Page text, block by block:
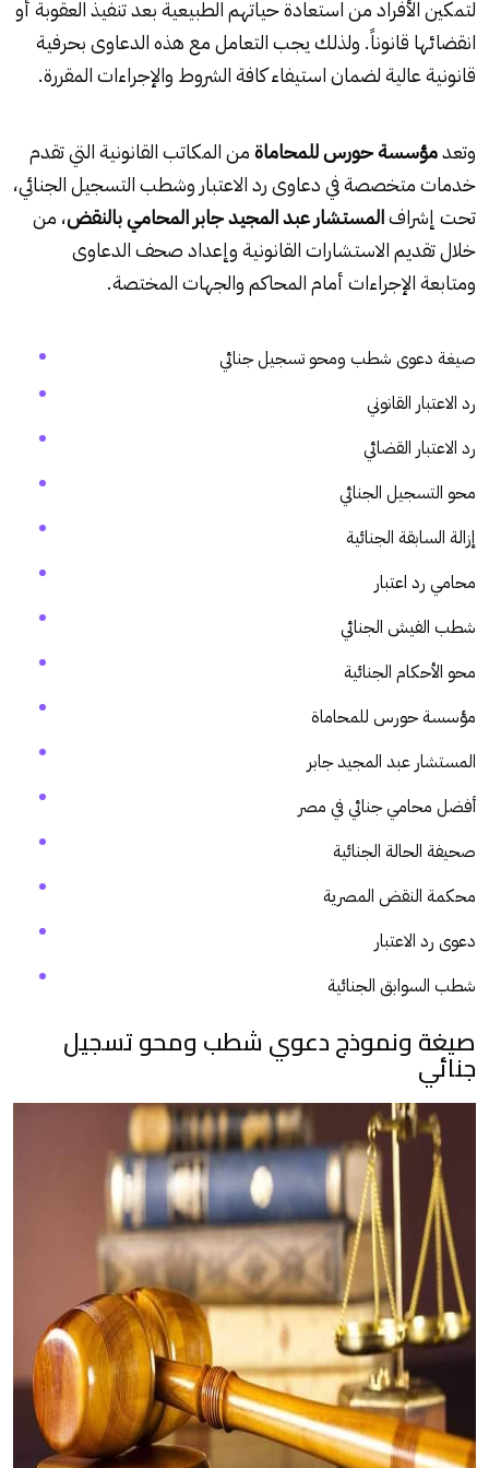
لتمكين الأفراد من استعادة حياتهم الطبيعية بعد تنفيذ العقوبة أو
انقضائها قانوناً. ولذلك يجب التعامل مع هذه الدعاوى بحرفية
قانونية عالية لضمان استيفاء كافة الشروط والإجراءات المقررة.
وتعدمؤسسة حورس للمحاماةمن المكاتب القانونية التي تقدم
خدمات متخصصة في دعاوى رد الاعتبار وشطب التسجيل الجنائي،
تحت إشرافالمستشار عبد المجيد جابر المحامي بالنقض، من
خلال تقديم الاستشارات القانونية وإعداد صحف الدعاوى
ومتابعة الإجراءات أمام المحاكم والجهات المختصة.
صيغة دعوى شطب ومحو تسجيل جنائي
رد الاعتبار القانوني
رد الاعتبار القضائي
محو التسجيل الجنائي
إزالة السابقة الجنائية
محامي رد اعتبار
شطب الفيش الجنائي
محو الأحكام الجنائية
مؤسسة حورس للمحاماة
المستشار عبد المجيد جابر
أفضل محامي جنائي في مصر
صحيفة الحالة الجنائية
محكمة النقض المصرية
دعوى رد الاعتبار
شطب السوابق الجنائية
صيغة ونموذج دعوي شطب ومحو تسجيل
جنائي